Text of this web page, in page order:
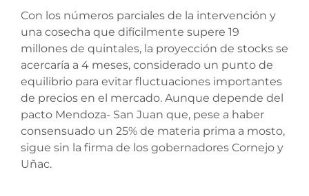
Con los números parciales de la intervención y
una cosecha que difícilmente supere 19
millones de quintales, la proyección de stocks se
acercaría a 4 meses, considerado un punto de
equilibrio para evitar fluctuaciones importantes
de precios en el mercado. Aunque depende del
pacto Mendoza- San Juan que, pese a haber
consensuado un 25% de materia prima a mosto,
sigue sin la firma de los gobernadores Cornejo y
Uñac.